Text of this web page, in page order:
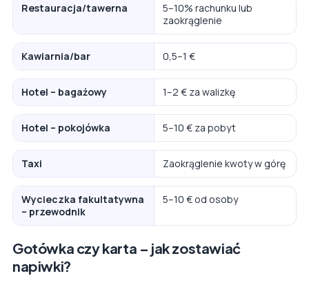
Restauracja/tawerna
5–10% rachunku lub
zaokrąglenie
Kawiarnia/bar 0,5–1 €
Hotel – bagażowy 1–2 € za walizkę
Hotel – pokojówka 5–10 € za pobyt
Taxi Zaokrąglenie kwoty w górę
Wycieczka fakultatywna
– przewodnik
5–10 € od osoby
Gotówka czy karta – jak zostawiać
napiwki?